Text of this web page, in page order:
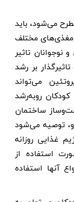
می‌شود، باید
مختلف
نوجوانان تاثیر
بر رشد
می‌تواند
روبه‌رشد
ساختمان
توصیه می‌شود
غذایی روزانه
استفاده از
آنها استفاده